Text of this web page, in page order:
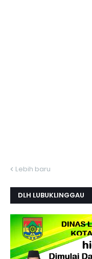
Lebih baru
DLH LUBUKLINGGAU